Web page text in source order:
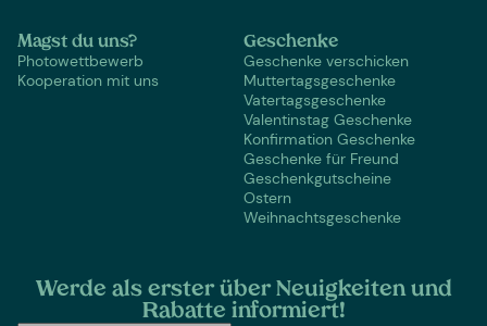
Magst du uns?
Photowettbewerb
Kooperation mit uns
Geschenke
Geschenke verschicken
Muttertagsgeschenke
Vatertagsgeschenke
Valentinstag Geschenke
Konfirmation Geschenke
Geschenke für Freund
Geschenkgutscheine
Ostern
Weihnachtsgeschenke
Werde als erster über Neuigkeiten und
Rabatte informiert!